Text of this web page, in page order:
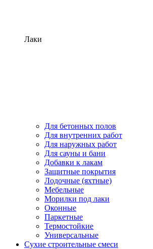
Лаки
Для бетонных полов
Для внутренних работ
Для наружных работ
Для сауны и бани
Добавки к лакам
Защитные покрытия
Лодочные (яхтные)
Мебельные
Морилки под лаки
Оконные
Паркетные
Термостойкие
Универсальные
Сухие строительные смеси